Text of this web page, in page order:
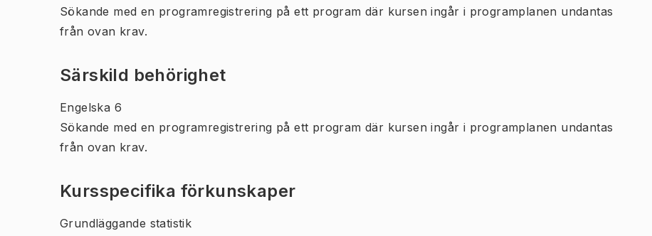
Sökande med en programregistrering på ett program där kursen ingår i programplanen undantas
från ovan krav.
Särskild behörighet
Engelska 6
Sökande med en programregistrering på ett program där kursen ingår i programplanen undantas
från ovan krav.
Kursspecifika förkunskaper
Grundläggande statistik